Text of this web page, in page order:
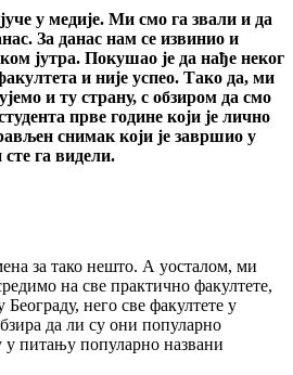
у медије. Ми смо га звали и да
За данас нам се извинио и
јутра. Покушао је да нађе неког
и није успео. Тако да, ми
и ту страну, с обзиром да смо
прве године који је лично
снимак који је завршио у
га видели.
за тако нешто. А уосталом, ми
на све практично факултете,
него све факултете у
да ли су они популарно
питању популарно названи